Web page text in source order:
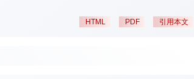
来反对功利主义，用美德伦理来反对功利主义伦
利己，要求人们以他者为中心，为他者承担责
HTML PDF 引用本文